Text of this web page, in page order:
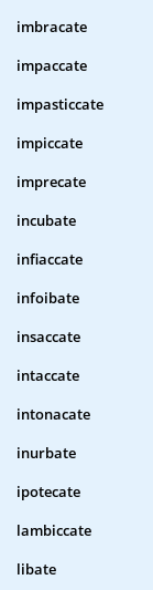
imbracate
impaccate
impasticcate
impiccate
imprecate
incubate
infiaccate
infoibate
insaccate
intaccate
intonacate
inurbate
ipotecate
lambiccate
libate